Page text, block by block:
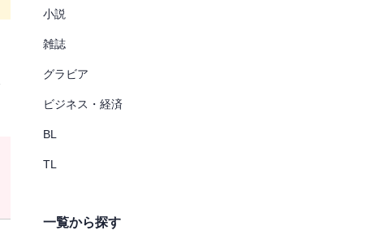
小説
雑誌
グラビア
ビジネス・経済
BL
TL
一覧から探す